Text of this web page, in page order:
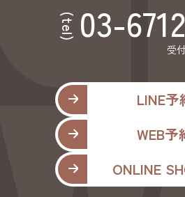
(tel) 03-
受
LINE予
WEB予
ONLINE